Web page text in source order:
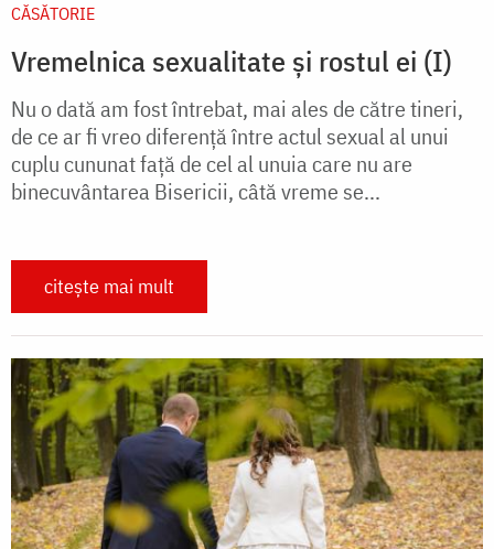
CĂSĂTORIE
Vremelnica sexualitate și rostul ei (I)
Nu o dată am fost întrebat, mai ales de către tineri,
de ce ar fi vreo diferență între actul sexual al unui
cuplu cununat față de cel al unuia care nu are
binecuvântarea Bisericii, câtă vreme se...
citește mai mult